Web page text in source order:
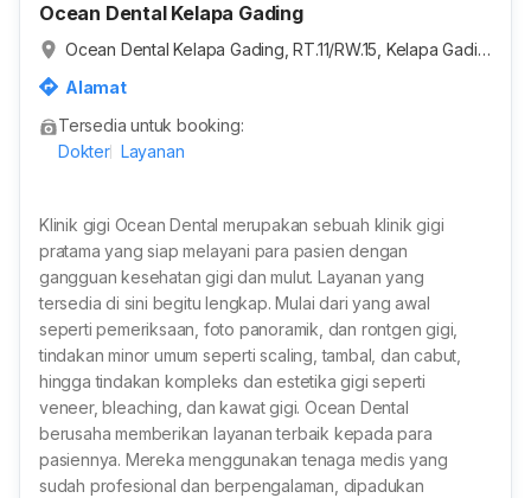
Ocean Dental Kelapa Gading
Ocean Dental Kelapa Gading, RT.11/RW.15, Kelapa Gadin
Alamat
Tersedia untuk booking:
Dokter Layanan
Klinik gigi Ocean Dental merupakan sebuah klinik gigi
pratama yang siap melayani para pasien dengan
gangguan kesehatan gigi dan mulut. Layanan yang
tersedia di sini begitu lengkap. Mulai dari yang awal
seperti pemeriksaan, foto panoramik, dan rontgen gigi,
tindakan minor umum seperti scaling, tambal, dan cabut,
hingga tindakan kompleks dan estetika gigi seperti
veneer, bleaching, dan kawat gigi. Ocean Dental
berusaha memberikan layanan terbaik kepada para
pasiennya. Mereka menggunakan tenaga medis yang
sudah profesional dan berpengalaman, dipadukan